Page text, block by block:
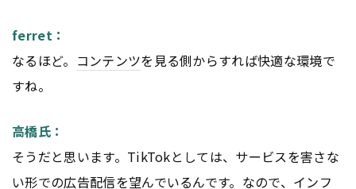
ferret：
なるほど。 コンテンツを見る側からすれば快適な環境で
すね。
高橋氏：
そうだと思います。TikTokとしては、サービスを害さな
い形での広告配信を望んでいるんです。なので、インフ